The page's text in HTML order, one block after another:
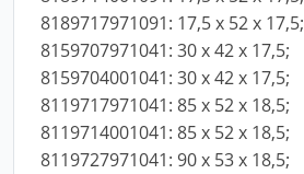
8189717971091: 17,5 x 52 x 17,5;
8159707971041: 30 x 42 x 17,5;
8159704001041: 30 x 42 x 17,5;
8119717971041: 85 x 52 x 18,5;
8119714001041: 85 x 52 x 18,5;
8119727971041: 90 x 53 x 18,5;